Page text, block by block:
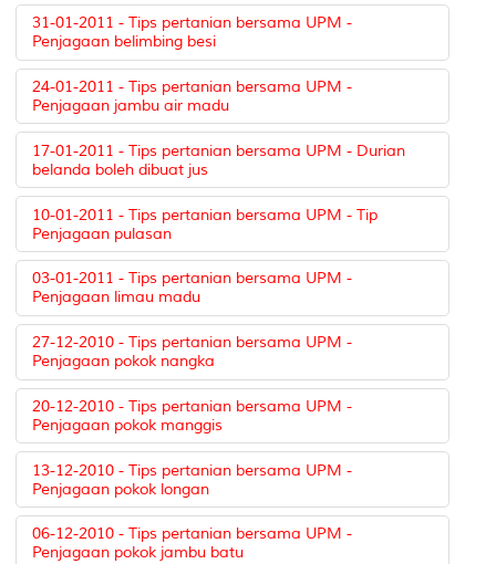
31-01-2011 - Tips pertanian bersama UPM -
Penjagaan belimbing besi
24-01-2011 - Tips pertanian bersama UPM -
Penjagaan jambu air madu
17-01-2011 - Tips pertanian bersama UPM - Durian
belanda boleh dibuat jus
10-01-2011 - Tips pertanian bersama UPM - Tip
Penjagaan pulasan
03-01-2011 - Tips pertanian bersama UPM -
Penjagaan limau madu
27-12-2010 - Tips pertanian bersama UPM -
Penjagaan pokok nangka
20-12-2010 - Tips pertanian bersama UPM -
Penjagaan pokok manggis
13-12-2010 - Tips pertanian bersama UPM -
Penjagaan pokok longan
06-12-2010 - Tips pertanian bersama UPM -
Penjagaan pokok jambu batu